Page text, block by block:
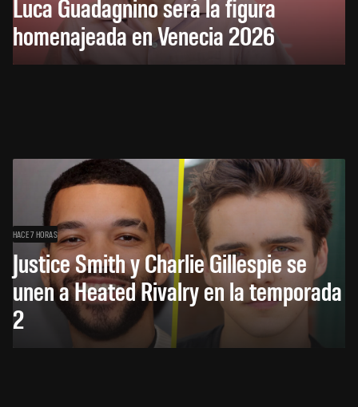
Luca Guadagnino será la figura
homenajeada en Venecia 2026
HACE 7 HORAS
Justice Smith y Charlie Gillespie se
unen a Heated Rivalry en la temporada
2